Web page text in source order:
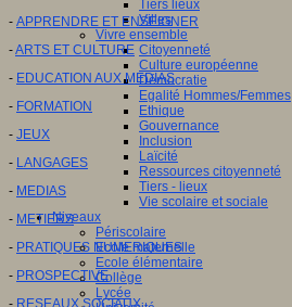
Tiers lieux
Villes
Vivre ensemble
Citoyenneté
Culture européenne
Démocratie
Egalité Hommes/Femmes
Ethique
Gouvernance
Inclusion
Laïcité
Ressources citoyenneté
Tiers - lieux
Vie scolaire et sociale
Niveaux
Périscolaire
Ecole maternelle
Ecole élémentaire
Collège
Lycée
- APPRENDRE ET ENSEIGNER
-ARTS ET CULTURE
- EDUCATION AUX MEDIAS
- FORMATION
- JEUX
- LANGAGES
- MEDIAS
- METIERS
- PRATIQUES NUMERIQUES
- PROSPECTIVE